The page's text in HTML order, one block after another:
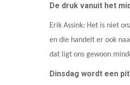
De druk vanuit het
Erik Assink: Het is niet
en die handelt er ook
dat ligt ons gewoon
Dinsdag wordt een